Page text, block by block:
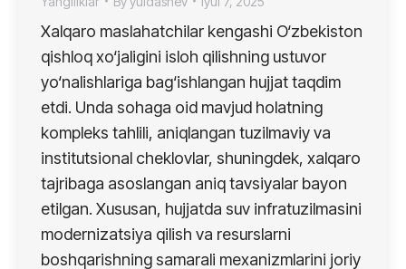
Xalqaro maslahatchilar kengashi O‘zbekiston
qishloq xo‘jaligini isloh qilishning ustuvor
yo‘nalishlariga bag‘ishlangan hujjat taqdim
etdi. Unda sohaga oid mavjud holatning
kompleks tahlili, aniqlangan tuzilmaviy va
institutsional cheklovlar, shuningdek, xalqaro
tajribaga asoslangan aniq tavsiyalar bayon
etilgan. Xususan, hujjatda suv infratuzilmasini
modernizatsiya qilish va resurslarni
boshqarishning samarali mexanizmlarini joriy